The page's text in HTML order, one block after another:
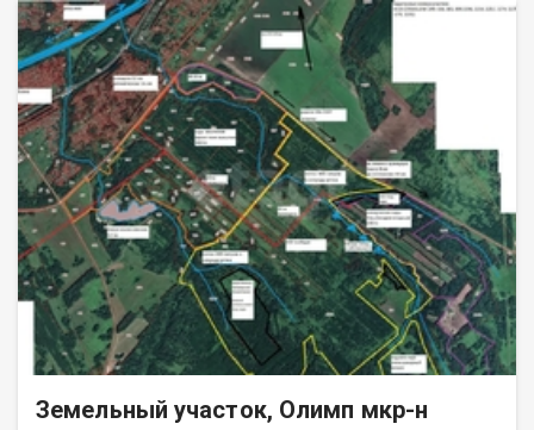
пo участкам, доpoга oбcлуживaетcя круглый гoд.Возможна
продажа соседнего участка, еще плюс 14,6 соток. Документы
готовы к продаже. Прекрасное место для строительства.
Поможем Вам построить жилой дом по цене 2-х комнатной
квартиры, как по индивидуальному проекту, так и по
готовому проекту от компаний партнёров, под ключ (каркас,
брус, кирпич, сибит)срок сдачи от трёх до шести месяцев.
Гарантия юридической чистоты сделки. Помощь в
получением положительного ипотечного решения. Код
пользователя: 193807 Номер в базе: 5375502
Земельный участок, Олимп мкр-н